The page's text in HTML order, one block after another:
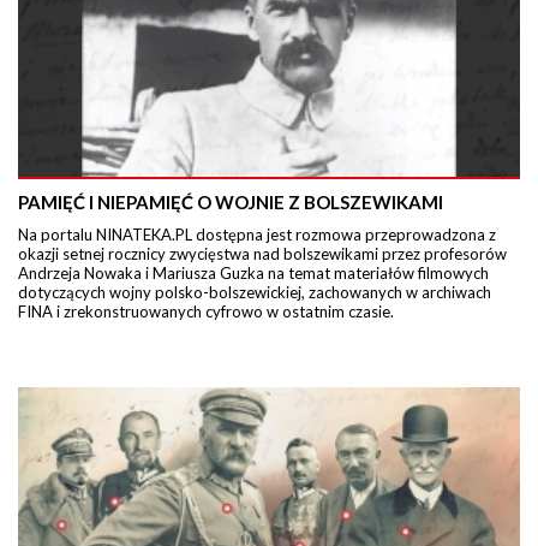
PAMIĘĆ I NIEPAMIĘĆ O WOJNIE Z BOLSZEWIKAMI
Na portalu NINATEKA.PL dostępna jest rozmowa przeprowadzona z
okazji setnej rocznicy zwycięstwa nad bolszewikami przez profesorów
Andrzeja Nowaka i Mariusza Guzka na temat materiałów filmowych
dotyczących wojny polsko-bolszewickiej, zachowanych w archiwach
FINA i zrekonstruowanych cyfrowo w ostatnim czasie.